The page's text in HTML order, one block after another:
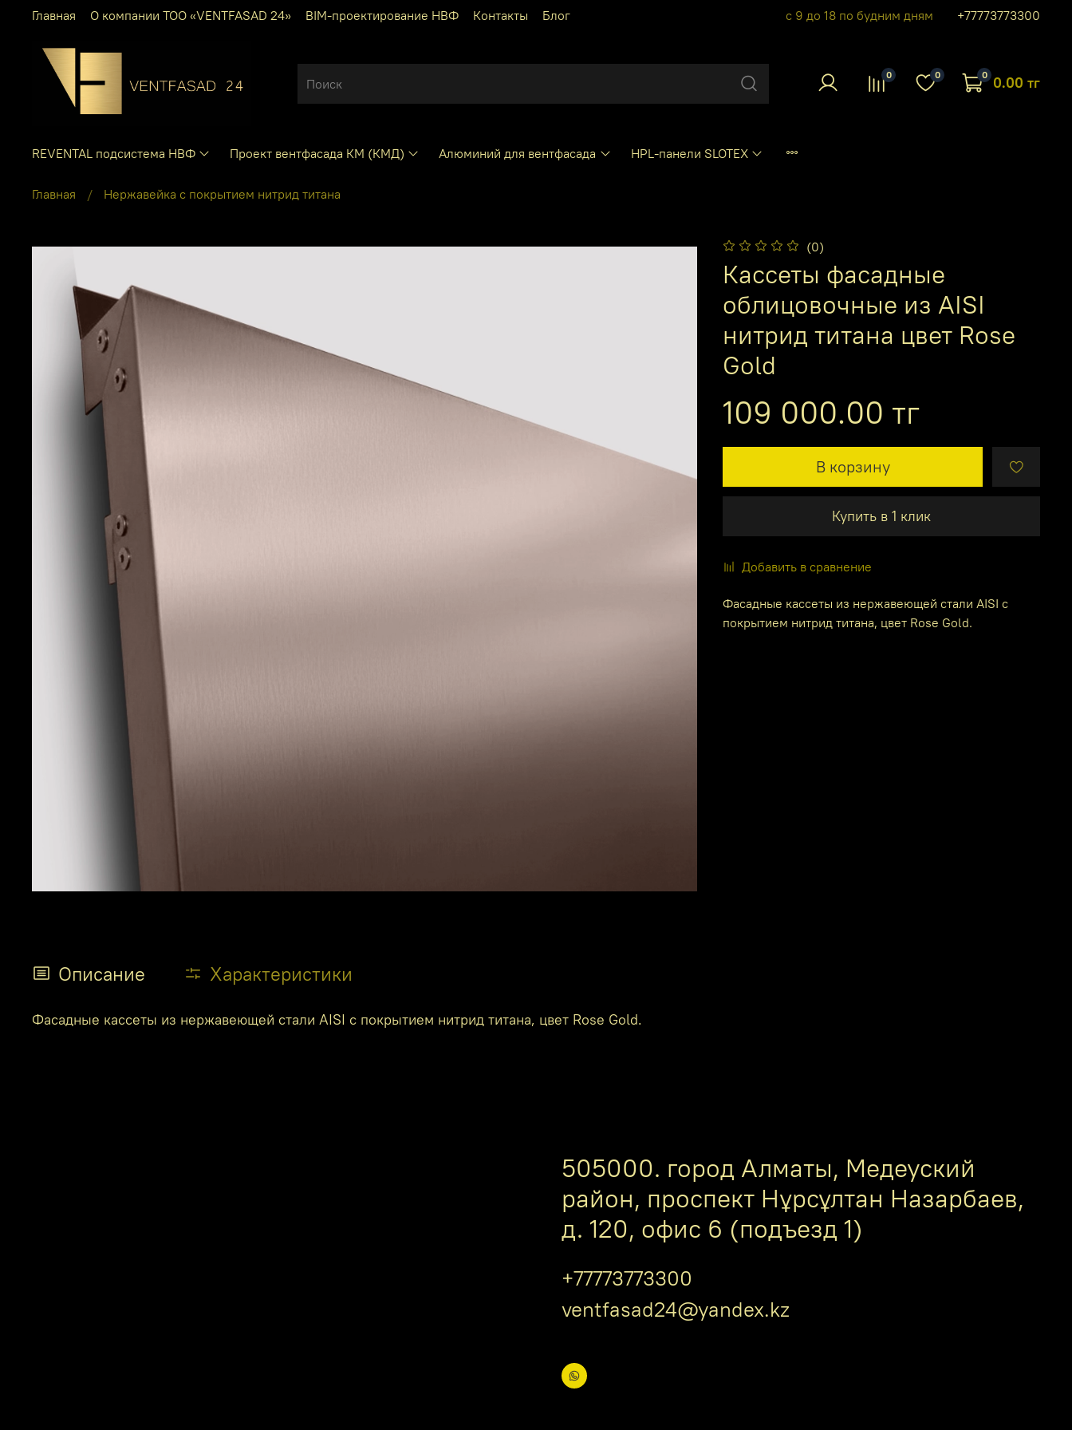
Главная О компании ТОО «VENTFASAD 24» BIM-проектирование НВФ Контакты Блог с 9 до 18 по будним дням +77773773300
0 0 0 0.00 тг
REVENTAL подсистема НВФ Проект вентфасада КМ (КМД) Алюминий для вентфасада HPL-панели SLOTEX
Главная Нержавейка с покрытием нитрид титана
(0)
Кассеты фасадные
облицовочные из AISI
нитрид титана цвет Rose
Gold
109 000.00 тг
В корзину
Купить в 1 клик
Добавить в сравнение
Фасадные кассеты из нержавеющей стали AISI с
покрытием нитрид титана, цвет Rose Gold.
Описание Характеристики
Фасадные кассеты из нержавеющей стали AISI с покрытием нитрид титана, цвет Rose Gold.
505000. город Алматы, Медеуский
район, проспект Нұрсұлтан Назарбаев,
д. 120, офис 6 (подъезд 1)
+77773773300
ventfasad24@yandex.kz